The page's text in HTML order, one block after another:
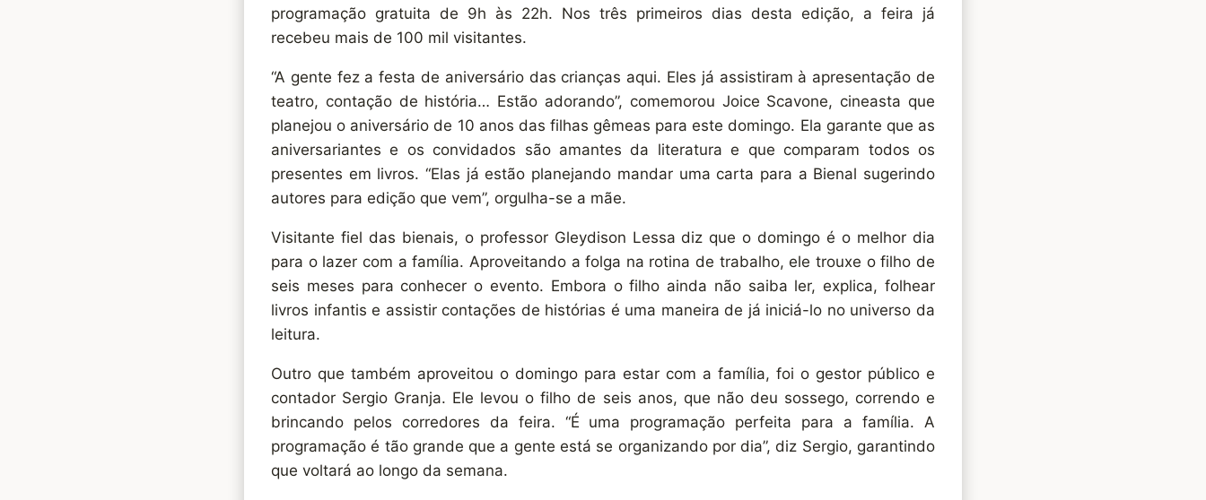
programação gratuita de 9h às 22h. Nos três primeiros dias desta edição, a feira já
recebeu mais de 100 mil visitantes.
“A gente fez a festa de aniversário das crianças aqui. Eles já assistiram à apresentação de
teatro, contação de história… Estão adorando”, comemorou Joice Scavone, cineasta que
planejou o aniversário de 10 anos das filhas gêmeas para este domingo. Ela garante que as
aniversariantes e os convidados são amantes da literatura e que comparam todos os
presentes em livros. “Elas já estão planejando mandar uma carta para a Bienal sugerindo
autores para edição que vem”, orgulha-se a mãe.
Visitante fiel das bienais, o professor Gleydison Lessa diz que o domingo é o melhor dia
para o lazer com a família. Aproveitando a folga na rotina de trabalho, ele trouxe o filho de
seis meses para conhecer o evento. Embora o filho ainda não saiba ler, explica, folhear
livros infantis e assistir contações de histórias é uma maneira de já iniciá-lo no universo da
leitura.
Outro que também aproveitou o domingo para estar com a família, foi o gestor público e
contador Sergio Granja. Ele levou o filho de seis anos, que não deu sossego, correndo e
brincando pelos corredores da feira. “É uma programação perfeita para a família. A
programação é tão grande que a gente está se organizando por dia”, diz Sergio, garantindo
que voltará ao longo da semana.